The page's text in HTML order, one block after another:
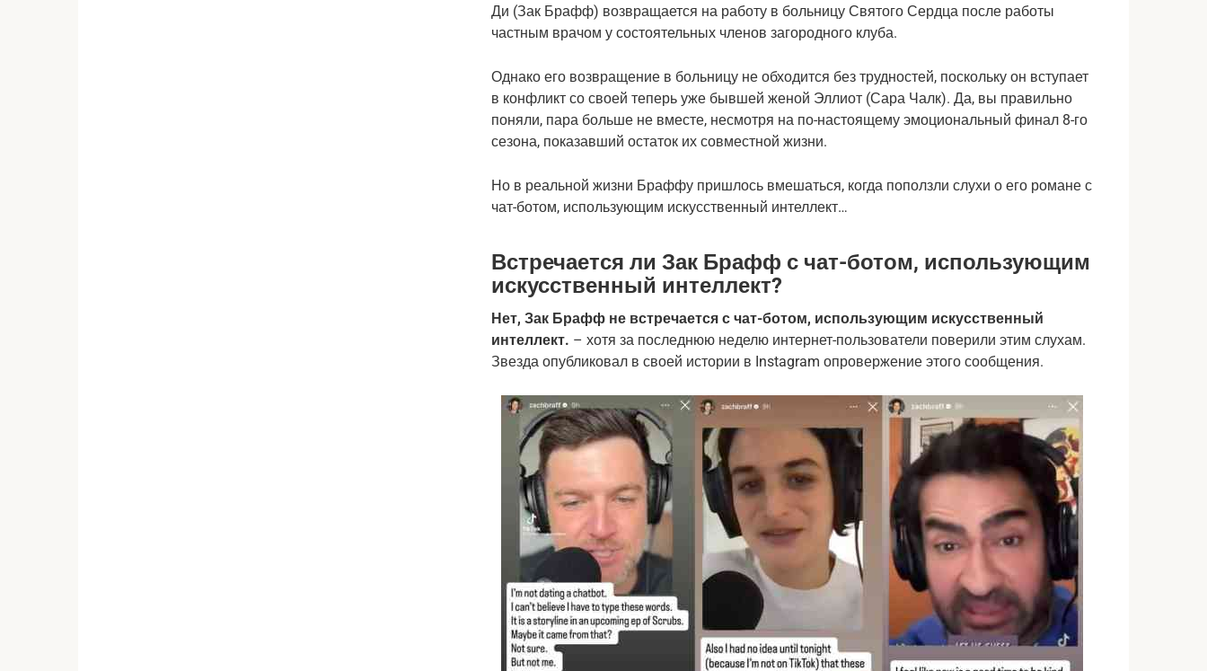
Ди (Зак Брафф) возвращается на работу в больницу Святого Сердца после работы
частным врачом у состоятельных членов загородного клуба.
Однако его возвращение в больницу не обходится без трудностей, поскольку он вступает
в конфликт со своей теперь уже бывшей женой Эллиот (Сара Чалк). Да, вы правильно
поняли, пара больше не вместе, несмотря на по-настоящему эмоциональный финал 8-го
сезона, показавший остаток их совместной жизни.
Но в реальной жизни Браффу пришлось вмешаться, когда поползли слухи о его романе с
чат-ботом, использующим искусственный интеллект…
Встречается ли Зак Брафф с чат-ботом, использующим
искусственный интеллект?
Нет, Зак Брафф не встречается с чат-ботом, использующим искусственный
интеллект. – хотя за последнюю неделю интернет-пользователи поверили этим слухам.
Звезда опубликовал в своей истории в Instagram опровержение этого сообщения.